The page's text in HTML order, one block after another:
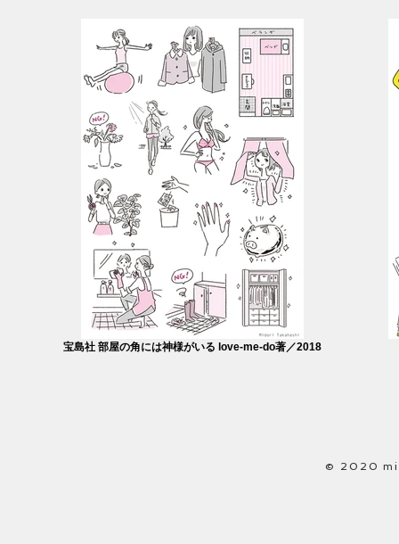
宝島社 部屋の角には神様がいる love-me-do著／2018
© 2020